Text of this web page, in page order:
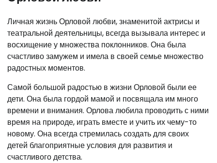
Личная жизнь Орловой любви, знаменитой актрисы и
театральной деятельницы, всегда вызывала интерес и
восхищение у множества поклонников. Она была
счастливо замужем и имела в своей семье множество
радостных моментов.
Самой большой радостью в жизни Орловой были ее
дети. Она была гордой мамой и посвящала им много
времени и внимания. Орлова любила проводить с ними
время на природе, играть вместе и учить их чему-то
новому. Она всегда стремилась создать для своих
детей благоприятные условия для развития и
счастливого детства.